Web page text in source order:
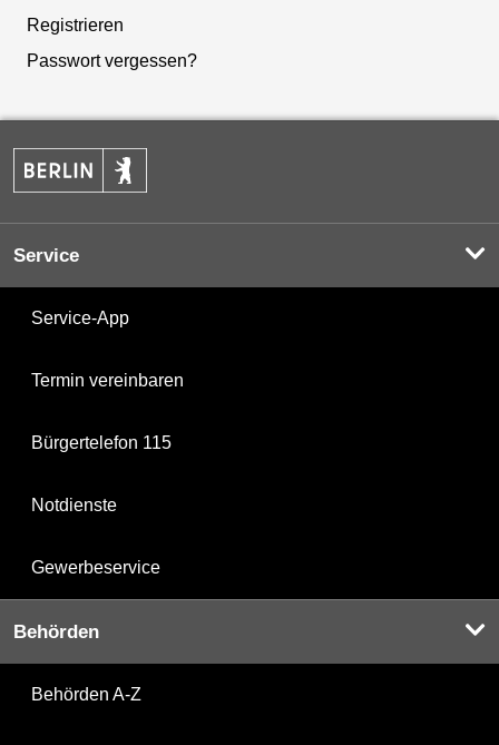
Registrieren
Passwort vergessen?
Service
Service-App
Termin vereinbaren
Bürgertelefon 115
Notdienste
Gewerbeservice
Behörden
Behörden A-Z